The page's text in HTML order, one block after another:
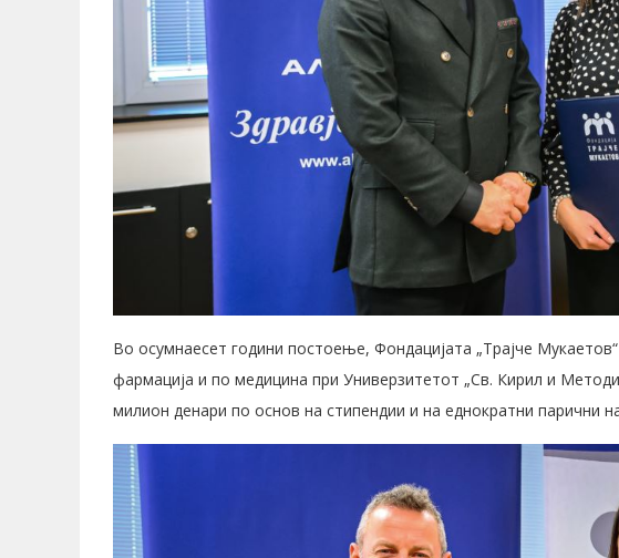
Во осумнаесет години постоење, Фондацијата „Трајче
фармација и по медицина при Универзитетот „Св. Кирил и
милион денари по основ на стипендии и на еднократни парични